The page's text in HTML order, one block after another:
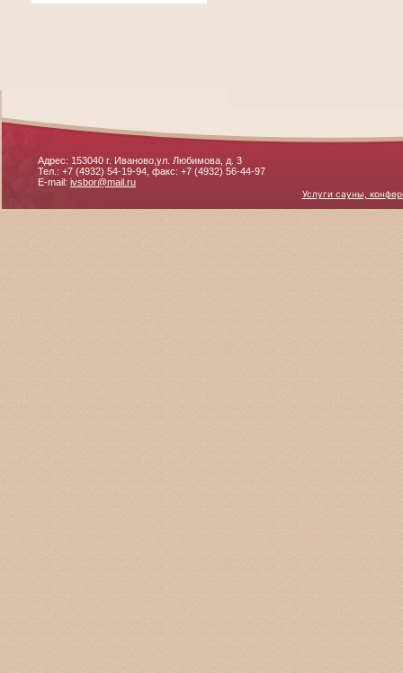
Адрес: 153040 г. Иваново,ул. Любимова, д. 3
Тел.: +7 (4932) 54-19-94, факс: +7 (4932) 56-44-97
E-mail: ivsbor@mail.ru
Услуги сауны,